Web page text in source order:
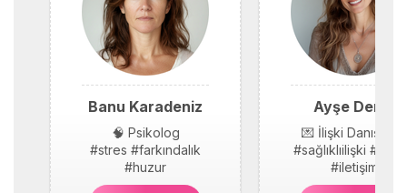
Banu Karadeniz
🧠 Psikolog
#stres #farkındalık
#huzur
Ayşe Demir
💌 İlişki Danışmanı
#sağlıklıilişki
#iletişim